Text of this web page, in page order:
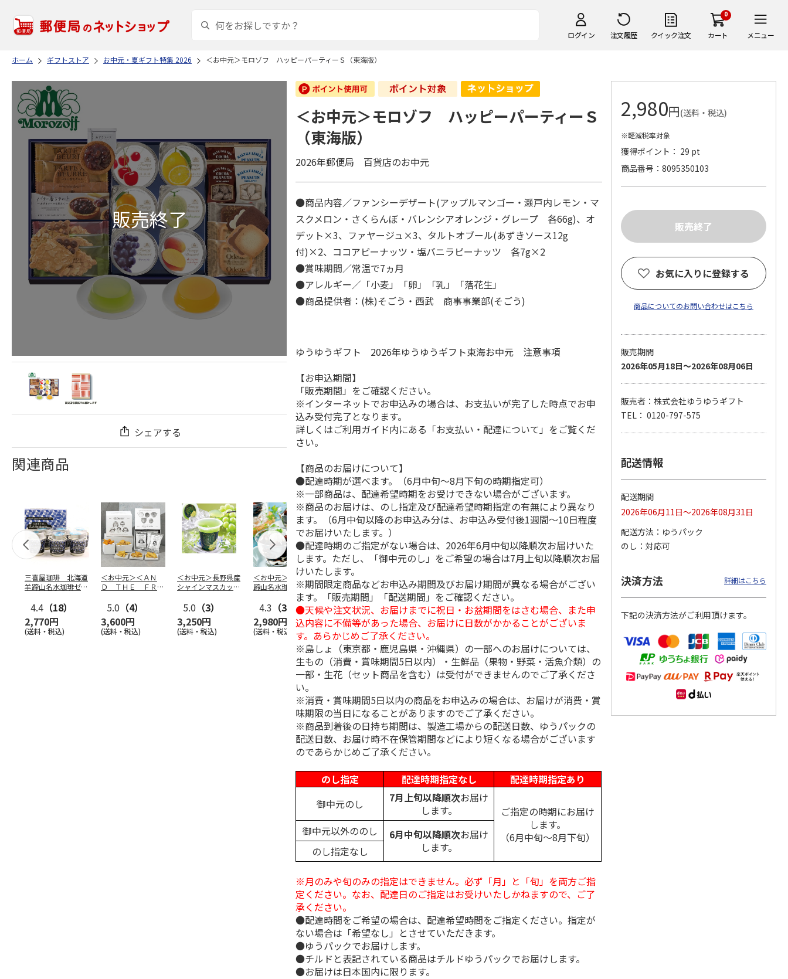
ログイン 注文履歴 クイック注文
0
カート メニュー
ホーム ギフトストア お中元・夏ギフト特集 2026 ＜お中元＞モロゾフ ハッピーパーティーＳ（東海版）
シェアする
関連商品
三喜屋珈琲 北海道
羊蹄山名水珈琲ゼリ
4.4 （18）
2,770円
(送料・税込)
＜お中元＞＜ＡＮ
Ｄ ＴＨＥ ＦＲＩ
ト５種
…
5.0 （4）
3,600円
(送料・税込)
＜お中元＞長野県産
シャインマスカット
5.0 （3）
3,250円
(送料・税込)
＜お中元＞北海道羊
蹄山名水珈琲ゼリー
4.3 （3）
2,980円
(送料・税込)
＜お中元＞＜ひとと
え＞３層デザートジ
ュレパフェ～国産フ
ルー…
4.7（10）
2,980円
(送料・税込)
疋屋＞銀座ゼリー９
個
5.0（5）
3,240円
(送料・税込)
コレートシロップポ
ーション」
30g×21 …
4,980円
＜沼津深海プリン工
房＞プレーン・深海
3,900円
【冷凍】三國シェフ
推奨 2種のブリュレ
6個セット(クレー…
4,320円
＜お中元＞＜ねんり
ん家＞夏限定 ひと
くちバーム詰合せ
3,980円
(送料・税込)
＜お中元＞モロゾフ ハッピーパーティーＳ
（東海版）
2026年郵便局 百貨店のお中元
●商品内容／ファンシーデザート(アップルマンゴー・瀬戸内レモン・マ
スクメロン・さくらんぼ・バレンシアオレンジ・グレープ 各66g)、オ
デット×3、ファヤージュ×3、タルトオブール(あずきソース12g
付)×2、ココアピーナッツ・塩バニラピーナッツ 各7g×2
●賞味期間／常温で7ヵ月
●アレルギー／「小麦」「卵」「乳」「落花生」
●商品提供者：(株)そごう・西武 商事事業部(そごう)
ゆうゆうギフト 2026年ゆうゆうギフト東海お中元 注意事項
【お申込期間】
「販売期間」をご確認ください。
※インターネットでお申込みの場合は、お支払いが完了した時点でお申
込み受付完了となります。
詳しくはご利用ガイド内にある「お支払い・配達について」をご覧くだ
さい。
【商品のお届けについて】
●配達時期が選べます。（6月中旬～8月下旬の時期指定可）
※一部商品は、配達希望時期をお受けできない場合がございます。
※商品のお届けは、のし指定及び配達希望時期指定の有無により異なり
ます。（6月中旬以降のお申込み分は、お申込み受付後1週間～10日程度
でお届けいたします。）
●配達時期のご指定がない場合は、2026年6月中旬以降順次お届けいた
します。ただし、「御中元のし」をご希望の場合は7月上旬以降順次お届
けいたします。
※期間限定商品などお申込み期間及びお届け期間が異なる場合がござい
ます。「販売期間」「配送期間」をご確認ください。
●天候や注文状況、お届けまでに祝日・お盆期間をはさむ場合、また申
込内容に不備等があった場合、お届けに日数がかかることがございま
す。あらかじめご了承ください。
※島しょ（東京都・鹿児島県・沖縄県）の一部へのお届けについては、
生もの（消費・賞味期間5日以内）・生鮮品（果物・野菜・活魚介類）の
一部・生花（セット商品を含む）は受付ができませんのでご了承くださ
い。
※消費・賞味期間5日以内の商品をお申込みの場合は、お届けが消費・賞
味期限の当日になることがありますのでご了承ください。
※商品到着後の日持ち期間は、製造工場からの配送日数、ゆうパックの
配送日数、お届け時不在保管期間などにより短くなる場合がございます
のであらかじめご了承ください。
のし指定
配達時期指定なし
配達時期指定あり
御中元のし
7月上旬以降順次お届け
します。
ご指定の時期にお届け
します。
（6月中旬～8月下旬）
御中元以外ののし 6月中旬以降順次お届け
します。
のし指定なし
※月のみや旬のみの指定はできません。必ず「月」と「旬」を両方ご指
定ください。なお、配達日のご指定はお受けいたしかねますので、ご了
承ください。
●配達時間をご希望の場合は、配達希望時間をご指定ください。指定が
ない場合は「希望なし」とさせていただきます。
●ゆうパックでお届けします。
●チルドと表記されている商品はチルドゆうパックでお届けします。
●お届けは日本国内に限ります。
2,980円(送料・税込)
※軽減税率対象
獲得ポイント： 29 pt
商品番号
8095350103
お気に入りに登録する
商品についてのお問い合わせはこちら
販売期間
2026年05月18日～2026年08月06日
販売者：株式会社ゆうゆうギフト
TEL： 0120-797-575
配送情報
配送期間
2026年06月11日～2026年08月31日
配送方法
ゆうパック
のし
対応可
決済方法 詳細はこちら
下記の決済方法がご利用頂けます。